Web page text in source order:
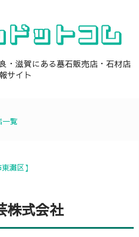
・滋賀にある墓石販売店・石材店
サイト
一覧
灘区】
株式会社